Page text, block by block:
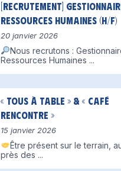
[Recrutement]
Ressources Humaines (H/F)
20 janvier 2026
Nous recrutons :
Ressources Humaines ...
« Tous à table » & « Café
Rencontre »
15 janvier 2026
Être présent sur le terrain,
près des ...